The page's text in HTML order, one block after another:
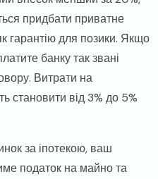
придбати приватне
гарантію для позики. Якщо
банку так звані
Витрати на
становити від 3% до 5%
за іпотекою, ваш
податок на майно та